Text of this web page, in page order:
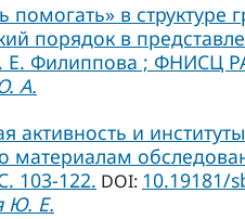
помогать» в
порядок в
Е. Филиппова ; ФНИСЦ
А.
активность и
материалам
103-122. DOI: 10.19181/
Ю. Е.